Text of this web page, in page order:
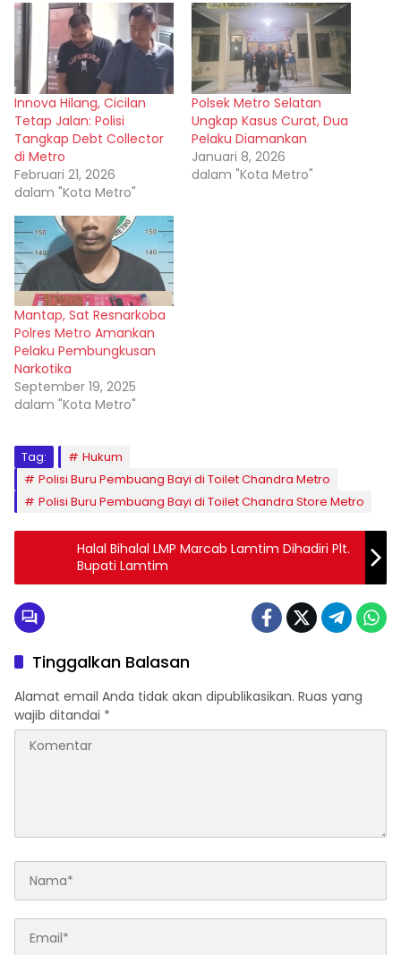
Innova Hilang, Cicilan
Tetap Jalan: Polisi
Tangkap Debt Collector
di Metro
Februari 21, 2026
dalam "Kota Metro"
Polsek Metro Selatan
Ungkap Kasus Curat, Dua
Pelaku Diamankan
Januari 8, 2026
dalam "Kota Metro"
Mantap, Sat Resnarkoba
Polres Metro Amankan
Pelaku Pembungkusan
Narkotika
September 19, 2025
dalam "Kota Metro"
Tag:
Hukum
Polisi Buru Pembuang Bayi di Toilet Chandra Metro
Polisi Buru Pembuang Bayi di Toilet Chandra Store Metro
Halal Bihalal LMP Marcab Lamtim Dihadiri Plt.
Bupati Lamtim
Tinggalkan Balasan
Alamat email Anda tidak akan dipublikasikan. Ruas yang
wajib ditandai *